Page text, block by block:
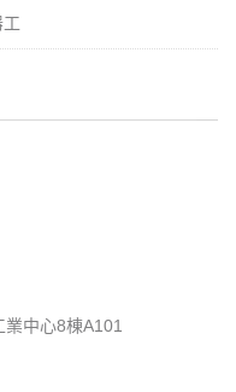
中心8棟A101